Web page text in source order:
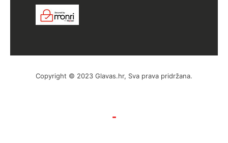
Copyright © 2023 Glavas.hr, Sva prava pridržana.